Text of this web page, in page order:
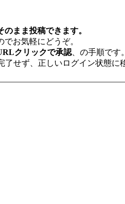
まま投稿できます。
お気軽にどうぞ。
クリックで承認 、の手順です。
せず、正しいログイン状態に